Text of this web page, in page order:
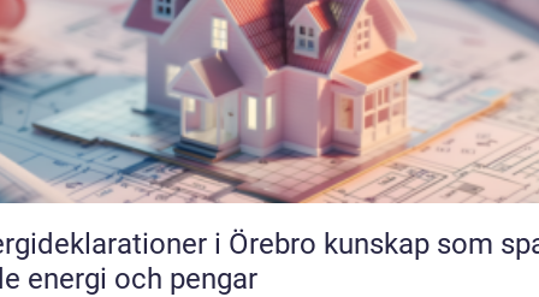
i Örebro kunskap som sparar
energi och pengar